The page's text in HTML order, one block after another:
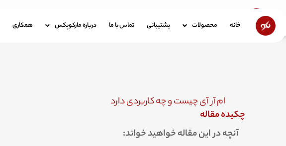
محتوا
خانه محصولات پشتیبانی تماس با ما درباره مارکوپکس همکاری
ام آر آی چیست و چه کاربردی دارد
چکیده مقاله
آنچه در این مقاله خواهید خواند: